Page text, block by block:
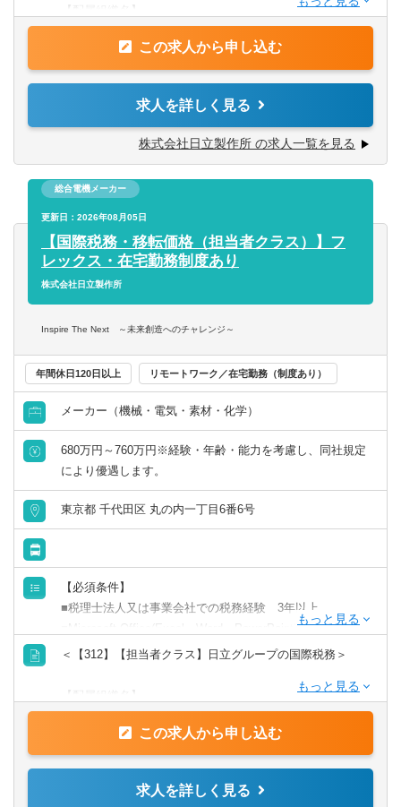
【歓迎条件】
■国際税務の経験
■税理士法人等での経験
【求める人物像】※期待行動・コンピテンシー等
【全職種共通（日立グループコンピテンシー）】
・People Champion（一人ひとりを活かす）：
多様な人財を活かすために、お互いを信頼しパフォーマ
ンスを最大限に発揮できる安心安全な職場(インクルーシブ
な職場)をつくり、積極的な発言と成長を支援する。
・Customer & Society Focus（顧客・社会起点で考え
る）：
社会を起点に課題を捉え、常に誠実に行動することを忘
に貢献する。
・Innovation（イノベーションを起こす）：
新しい価値を生み出すために、情熱を持って学び、現状
に挑戦し、素早く応えて、イノベーションを加速する。
・各ビジネスの関係者と積極的に連携して主体的に遂行す
ることができる方
【配属組織名】
財務統括本部 財務本部 税務統括部
【職務概要】
社の関係者と積極的に連携し、担当するグローバル税務の
領域において、所属する組織の方針に基づき、業務の遂
行、管理、組織内のメンバーの進捗管理などを主体的に行
【職務詳細】
ご本人の経験・適性に応じて担当業務は決定されますが、
具体的には、特定のセクター担当として、次のようなグロ
ーバル税務管理業務の一連を担当いただきます。
率管理
・グローバル税務ガバナンス体制の構築・強化 等
【配属組織について（概要・ミッション）】
持つ日立グループの経理・財務コーポレート部門として、
ンスを維持・向上させることをミッションとしています。
【携わる事業・ビジネス・サービス・製品など】
日立グループのグローバル税務関連業務
単体売上２兆円、グローバル連結売上9兆円の舵取り役とし
て、日立グループ約600社超の税務戦略を企画立案します。
税務業務を通じて事業を把握し、打ち手を探る事業の現場
この求人から申し込む
求人を詳しく見る
株式会社日立製作所 の求人一覧を見る
総合電機メーカー
更新日：2026年08月05日
【国際税務・移転価格（担当者クラス）】フ
レックス・在宅勤務制度あり
株式会社日立製作所
Inspire The Next ～未来創造へのチャレンジ～
年間休日120日以上 リモートワーク／在宅勤務（制度あり）
メーカー（機械・電気・素材・化学）
680万円～760万円※経験・年齢・能力を考慮し、同社規定
により優遇します。
東京都 千代田区 丸の内一丁目6番6号
【必須条件】
■税理士法人又は事業会社での税務経験 3年以上
■Microsoft Office(Excel、Word、PowerPoint)スキル
■ビジネスレベルの英語力(現地法人との会議などで発言で
【歓迎条件】
■国際税務の経験
■税理士法人等での経験
＜【312】【担当者クラス】日立グループの国際税務＞
【配属組織名】
【職務概要】
社の関係者と積極的に連携し、担当するグローバル税務の
この求人から申し込む
求人を詳しく見る
税理士
日商簿記検定1級
日商簿記検定2級
日商簿記検定3級
会計事務所・税理士法人
事業会社
金融機関
北海道・東北
岩手県 宮城県
秋田県 山形県
福島県
栃木県
コンサルタント／監査法人／士業関連
戦略・業務・会計コンサルタント
財務・会計・税務コンサルタント
人事・組織コンサルタント
その他（コンサルタント）